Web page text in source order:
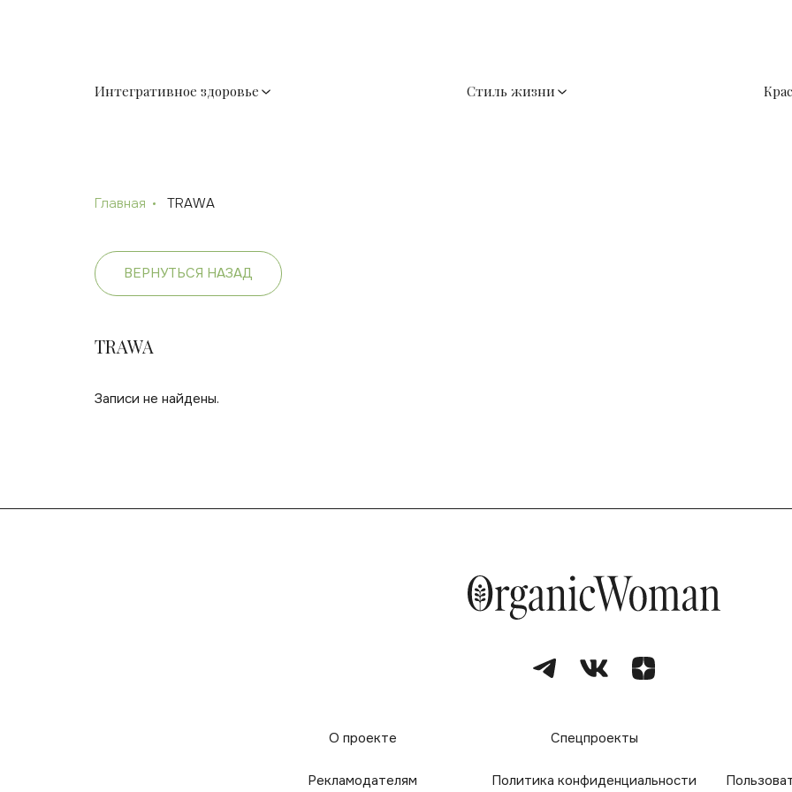
Интегративное здоровье Стиль жизни
Главная TRAWA
ВЕРНУТЬСЯ НАЗАД
TRAWA
Записи не найдены.
О проекте Спецпроекты
Рекламодателям Политика конфиденциальности